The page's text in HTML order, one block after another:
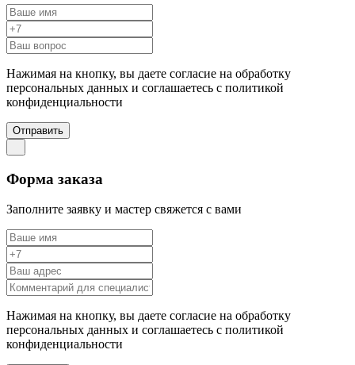
Нажимая на кнопку, вы даете согласие на обработку
персональных данных и соглашаетесь c политикой
конфиденциальности
Отправить
Форма заказа
Заполните заявку и мастер свяжется с вами
Нажимая на кнопку, вы даете согласие на обработку
персональных данных и соглашаетесь c политикой
конфиденциальности